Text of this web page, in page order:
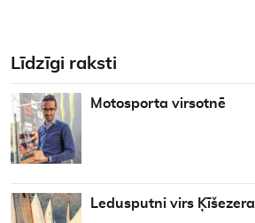
Līdzīgi raksti
Motosporta virsotnē
Ledusputni virs Ķīšezera